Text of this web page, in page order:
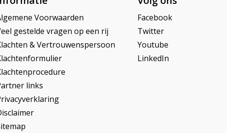
Voorwaarden
gestelde vragen op een rij
& Vertrouwenspersoon
links
Facebook
Twitter
Youtube
LinkedIn